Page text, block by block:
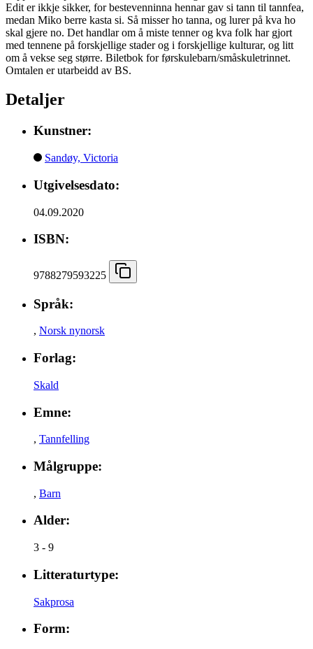
Edit er ikkje sikker, for bestevenninna hennar gav si tann til tannfea,
medan Miko berre kasta si. Så misser ho tanna, og lurer på kva ho
skal gjere no. Det handlar om å miste tenner og kva folk har gjort
med tennene på forskjellige stader og i forskjellige kulturar, og litt
om å vekse seg større. Biletbok for førskulebarn/småskuletrinnet.
Omtalen er utarbeidd av BS.
Detaljer
Kunstner:
Sandøy, Victoria
Utgivelsesdato:
04.09.2020
ISBN:
9788279593225
Språk:
, Norsk nynorsk
Forlag:
Skald
Emne:
, Tannfelling
Målgruppe:
, Barn
Alder:
3 - 9
Litteraturtype:
Sakprosa
Form: